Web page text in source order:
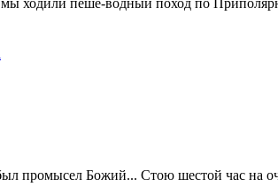
промысел Божий... Стою шестой час на